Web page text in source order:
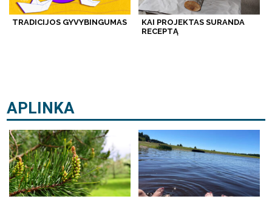
TRADICIJOS GYVYBINGUMAS
KAI PROJEKTAS SURANDA
RECEPTĄ
APLINKA